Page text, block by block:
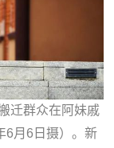
迁群众在阿妹戚
6月6日摄）。新